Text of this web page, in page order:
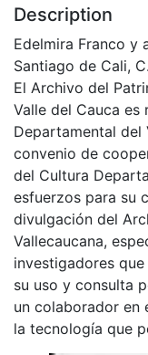
Description
Edelmira Franco y
Santiago de Cali,
El Archivo del
Valle del Cauca
Departamental del
convenio de
del Cultura
esfuerzos para su
divulgación del
Vallecaucana,
investigadores
su uso y consulta
un colaborador en
la tecnología que